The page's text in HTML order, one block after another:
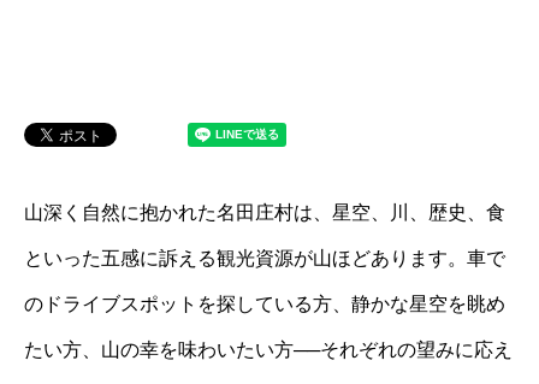
山深く自然に抱かれた名田庄村は、星空、川、歴史、食
といった五感に訴える観光資源が山ほどあります。車で
のドライブスポットを探している方、静かな星空を眺め
たい方、山の幸を味わいたい方──それぞれの望みに応え